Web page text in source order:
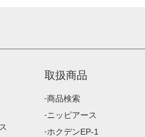
取扱商品
商品検索
ニッピアース
ホクデンEP-1